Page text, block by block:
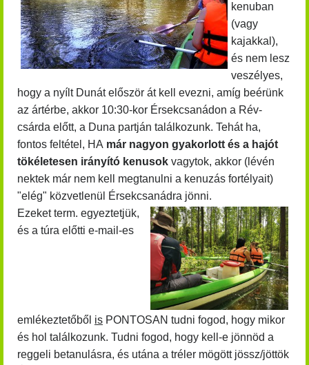
kenuban
(vagy
kajakkal),
és nem lesz
veszélyes,
hogy a nyílt Dunát először át kell evezni, amíg beérünk
az ártérbe, akkor 10:30-kor Érsekcsanádon a Rév-
csárda előtt, a Duna partján találkozunk. Tehát ha,
fontos feltétel, HA már nagyon gyakorlott és a hajót
tökéletesen irányító kenusok vagytok, akkor (lévén
nektek már nem kell megtanulni a kenuzás fortélyait)
"elég" közvetlenül Érsekcsanádra jönni.
Ezeket term. egyeztetjük,
és a túra előtti e-mail-es
emlékeztetőből is PONTOSAN tudni fogod, hogy mikor
és hol találkozunk. Tudni fogod, hogy kell-e jönnöd a
reggeli betanulásra, és utána a tréler mögött jössz/jöttök